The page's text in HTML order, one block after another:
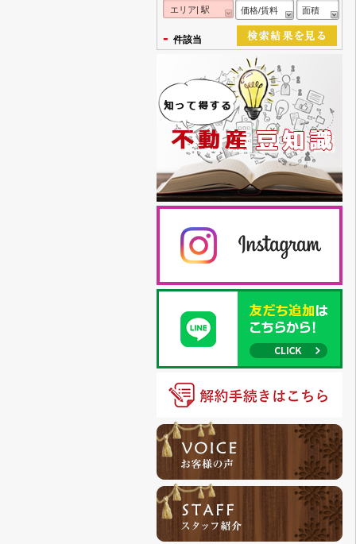
エリア| 駅 価格/賃料 面積
- 件該当